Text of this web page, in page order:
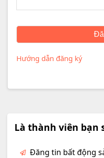
Hướng dẫn đăng ký
Là thành viên bạn
Đăng tin bất động